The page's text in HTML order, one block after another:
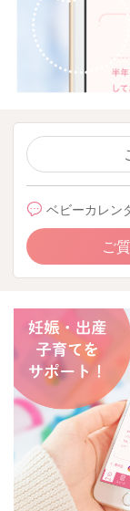
ベビーカレン
ご